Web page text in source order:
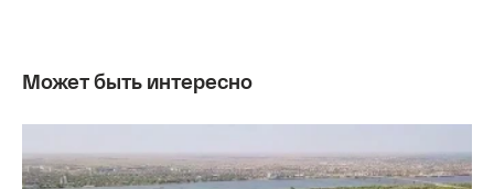
Может быть интересно